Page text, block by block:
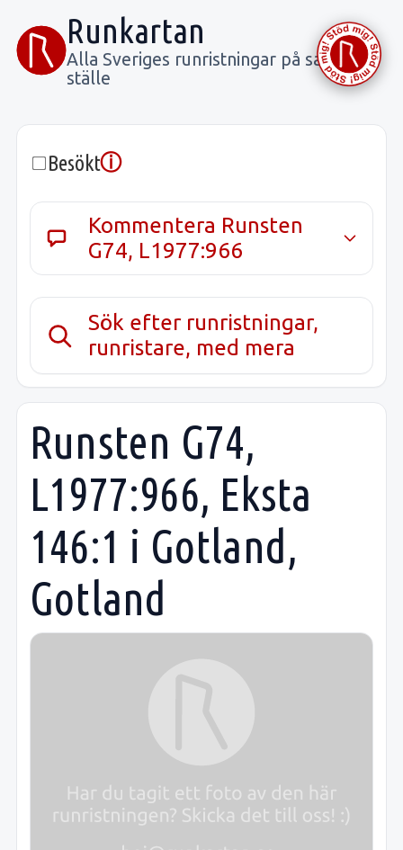
Runkartan
Alla Sveriges runristningar på samma
ställe
Besöktⓘ
Kommentera Runsten
G74, L1977:966
Sök efter runristningar,
runristare, med mera
Runsten G74,
L1977:966, Eksta
146:1 i Gotland,
Gotland